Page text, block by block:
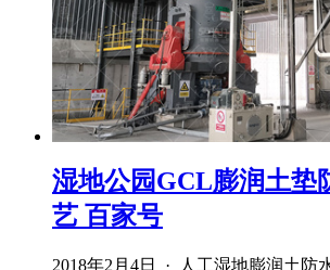
湿地公园GCL膨润土垫
艺 百家号
2018年2月4日 · 人工湿地膨润土防